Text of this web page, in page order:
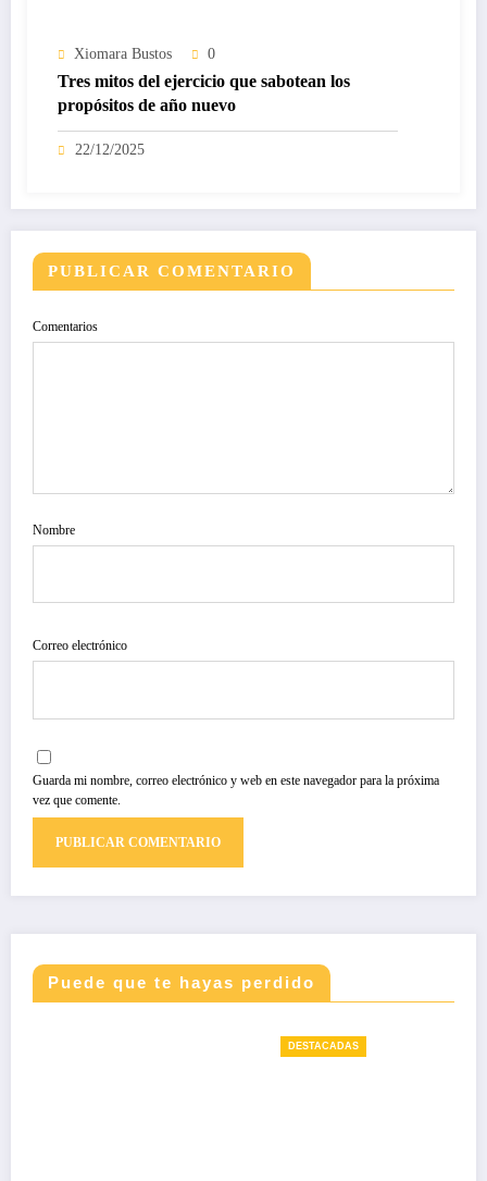
Xiomara Bustos 0
Tres mitos del ejercicio que sabotean los
propósitos de año nuevo
22/12/2025
PUBLICAR COMENTARIO
Comentarios
Nombre
Correo electrónico
Guarda mi nombre, correo electrónico y web en este navegador para la próxima
vez que comente.
Puede que te hayas perdido